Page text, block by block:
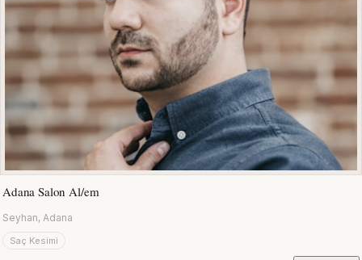
Adana Salon Al/em
Seyhan, Adana
Saç Kesimi